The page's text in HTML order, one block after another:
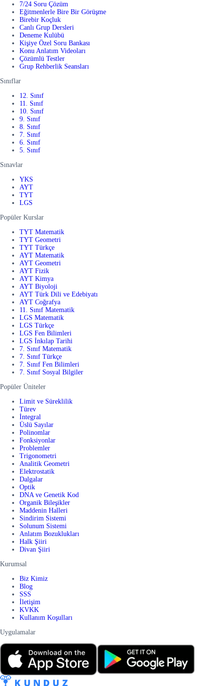
7/24 Soru Çözüm
Eğitmenlerle Bire Bir Görüşme
Birebir Koçluk
Canlı Grup Dersleri
Deneme Kulübü
Kişiye Özel Soru Bankası
Konu Anlatım Videoları
Çözümlü Testler
Grup Rehberlik Seansları
Sınıflar
12. Sınıf
11. Sınıf
10. Sınıf
9. Sınıf
8. Sınıf
7. Sınıf
6. Sınıf
5. Sınıf
Sınavlar
YKS
AYT
TYT
LGS
Popüler Kurslar
TYT Matematik
TYT Geometri
TYT Türkçe
AYT Matematik
AYT Geometri
AYT Fizik
AYT Kimya
AYT Biyoloji
AYT Türk Dili ve Edebiyatı
AYT Coğrafya
11. Sınıf Matematik
LGS Matematik
LGS Türkçe
LGS Fen Bilimleri
LGS İnkılap Tarihi
7. Sınıf Matematik
7. Sınıf Türkçe
7. Sınıf Fen Bilimleri
7. Sınıf Sosyal Bilgiler
Popüler Üniteler
Limit ve Süreklilik
Türev
İntegral
Üslü Sayılar
Polinomlar
Fonksiyonlar
Problemler
Trigonometri
Analitik Geometri
Elektrostatik
Dalgalar
Optik
DNA ve Genetik Kod
Organik Bileşikler
Maddenin Halleri
Sindirim Sistemi
Solunum Sistemi
Anlatım Bozuklukları
Halk Şiiri
Divan Şiiri
Kurumsal
Biz Kimiz
Blog
SSS
İletişim
KVKK
Kullanım Koşulları
Uygulamalar